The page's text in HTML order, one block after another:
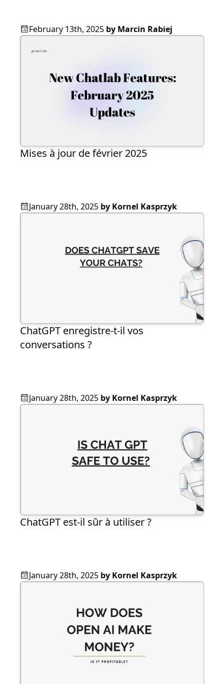
February 13th, 2025 by Marcin Rabiej
Mises à jour de février 2025
January 28th, 2025 by Kornel Kasprzyk
ChatGPT enregistre-t-il vos
conversations ?
January 28th, 2025 by Kornel Kasprzyk
ChatGPT est-il sûr à utiliser ?
January 28th, 2025 by Kornel Kasprzyk